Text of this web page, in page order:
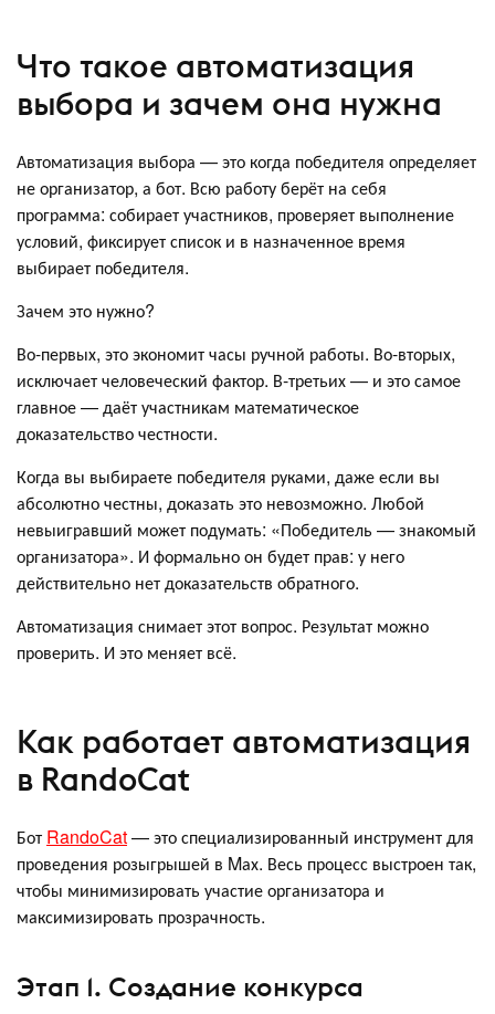
Что такое автоматизация
выбора и зачем она нужна
Автоматизация выбора — это когда победителя определяет
не организатор, а бот. Всю работу берёт на себя
программа: собирает участников, проверяет выполнение
условий, фиксирует список и в назначенное время
выбирает победителя.
Зачем это нужно?
Во-первых, это экономит часы ручной работы. Во-вторых,
исключает человеческий фактор. В-третьих — и это самое
главное — даёт участникам математическое
доказательство честности.
Когда вы выбираете победителя руками, даже если вы
абсолютно честны, доказать это невозможно. Любой
невыигравший может подумать: «Победитель — знакомый
организатора». И формально он будет прав: у него
действительно нет доказательств обратного.
Автоматизация снимает этот вопрос. Результат можно
проверить. И это меняет всё.
Как работает автоматизация
в RandoCat
Бот RandoCat— это специализированный инструмент для
проведения розыгрышей в Mах. Весь процесс выстроен так,
чтобы минимизировать участие организатора и
максимизировать прозрачность.
Этап 1. Создание конкурса